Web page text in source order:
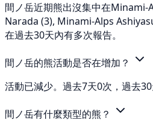
間ノ岳近期熊出沒集中在Minami-
Narada (3), Minami-Alps
在過去30天內有多次報告。
間ノ岳的熊活動是否在增加？
活動已減少。過去7天0次，過去30
間ノ岳有什麼類型的熊？